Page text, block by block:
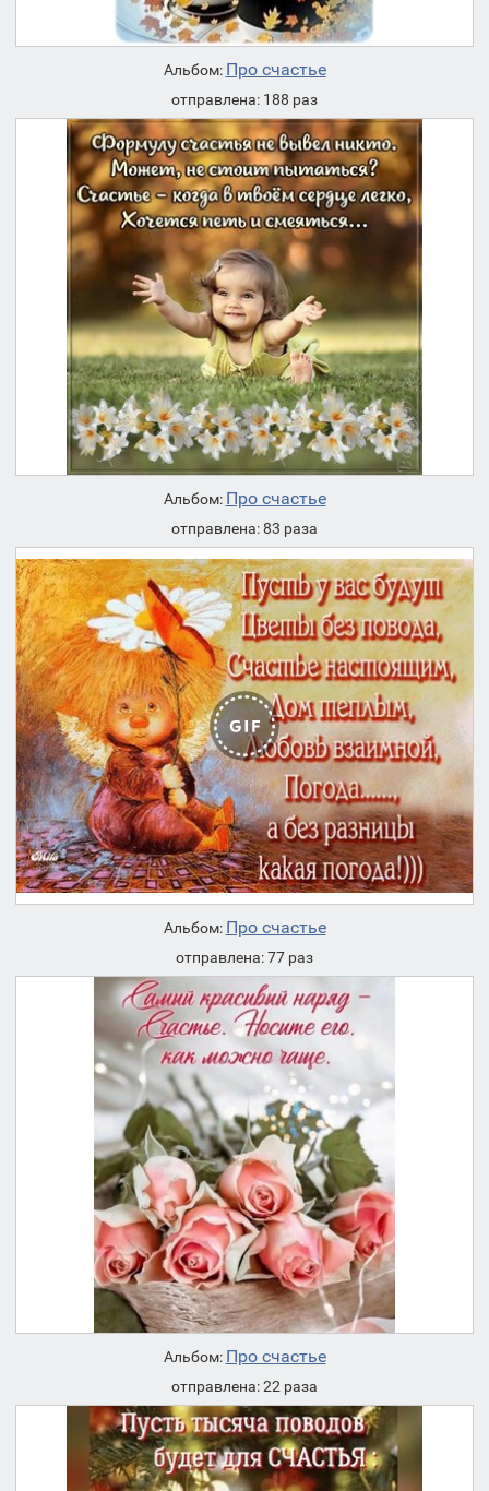
Альбом: Про счастье
отправлена: 188 раз
Альбом: Про счастье
отправлена: 83 раза
Альбом: Про счастье
отправлена: 77 раз
Альбом: Про счастье
отправлена: 22 раза